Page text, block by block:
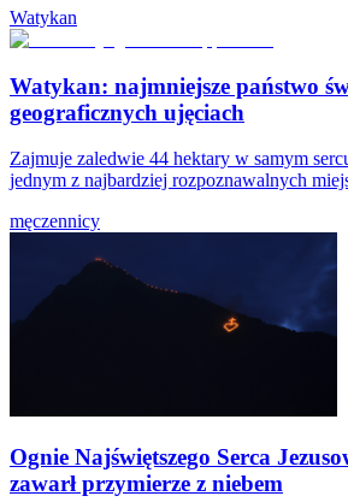
Watykan
Watykan: najmniejsze państwo
geograficznych ujęciach
Zajmuje zaledwie 44 hektary w samym
jednym z najbardziej rozpoznawalnych
męczennicy
Ognie Najświętszego Serca
zawarł przymierze z niebem